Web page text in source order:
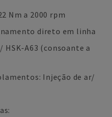
Nm a 2000 rpm
direto em linha
HSK-A63 (consoante a
Injeção de ar/